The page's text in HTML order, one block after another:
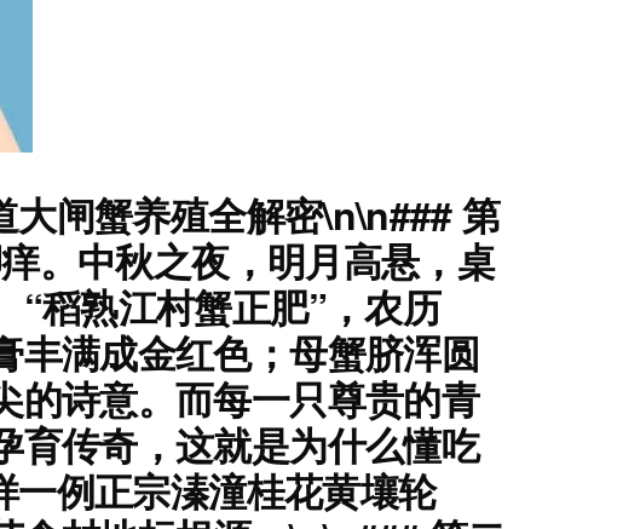
闸蟹养殖全解密\n\n### 第
。中秋之夜，明月高悬，桌
稻熟江村蟹正肥”，农历
丰满成金红色；母蟹脐浑圆
的诗意。而每一只尊贵的青
育传奇，这就是为什么懂吃
一例正宗溱潼桂花黄壤轮